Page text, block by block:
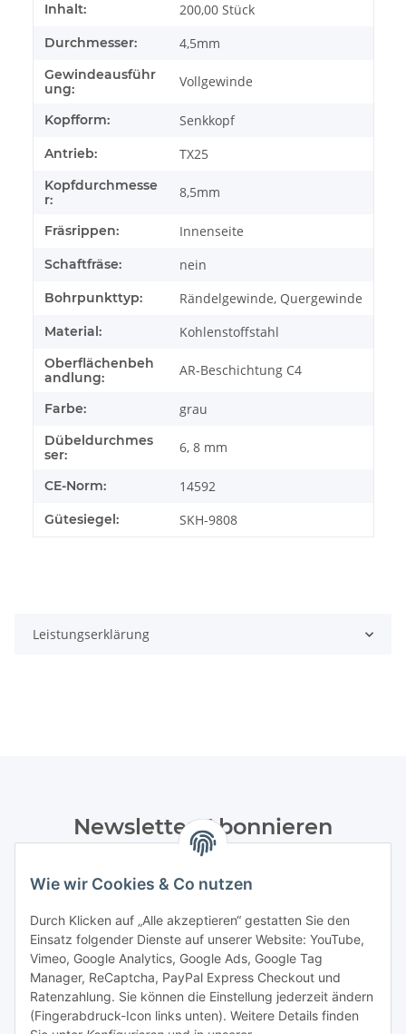
Wie wir Cookies & Co nutzen
Durch Klicken auf „Alle akzeptieren“ gestatten Sie den
Einsatz folgender Dienste auf unserer Website: YouTube,
Vimeo, Google Analytics, Google Ads, Google Tag
Manager, ReCaptcha, PayPal Express Checkout und
Ratenzahlung. Sie können die Einstellung jederzeit ändern
(Fingerabdruck-Icon links unten). Weitere Details finden
Inhalt: 200,00 Stück
Durchmesser: 4,5mm
Gewindeausführ
ung:
Vollgewinde
Kopfform: Senkkopf
Antrieb: TX25
Kopfdurchmesse
r:
8,5mm
Fräsrippen: Innenseite
Schaftfräse: nein
Bohrpunkttyp: Rändelgewinde, Quergewinde
Material: Kohlenstoffstahl
Oberflächenbeh
andlung:
AR-Beschichtung C4
Farbe: grau
Dübeldurchmes
ser:
6, 8 mm
CE-Norm: 14592
Gütesiegel: SKH-9808
Leistungserklärung
Newsletter Abonnieren
Datenschutzerklärungregelmäßig und jederzeit widerruflich
Abonnieren
Informationen